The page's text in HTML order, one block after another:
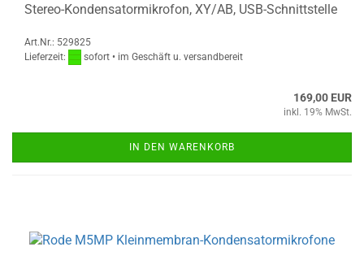
Stereo-Kondensatormikrofon, XY/AB, USB-Schnittstelle
Art.Nr.: 529825
Lieferzeit:
sofort • im Geschäft u. versandbereit
169,00 EUR
inkl. 19% MwSt.
IN DEN WARENKORB